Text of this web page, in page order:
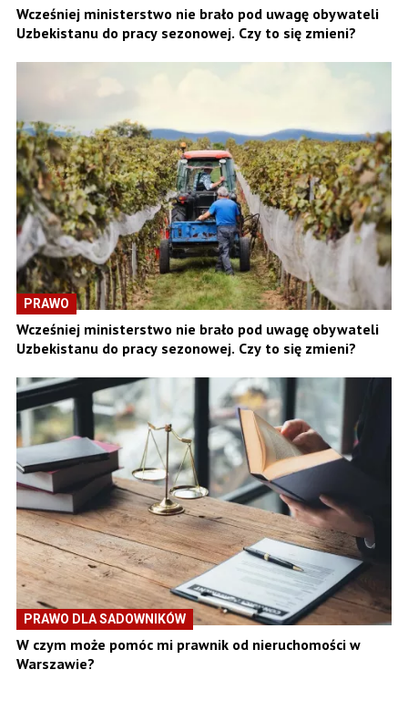
Wcześniej ministerstwo nie brało pod uwagę obywateli
Uzbekistanu do pracy sezonowej. Czy to się zmieni?
PRAWO
Wcześniej ministerstwo nie brało pod uwagę obywateli
Uzbekistanu do pracy sezonowej. Czy to się zmieni?
PRAWO DLA SADOWNIKÓW
W czym może pomóc mi prawnik od nieruchomości w
Warszawie?